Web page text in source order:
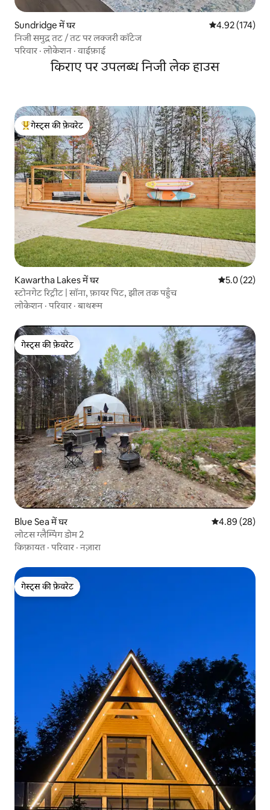
Sundridge में घर औसत रेटिंग 5 में से
4.92 (174)
निजी समुद्र तट / तट पर लक्जरी कॉटेज
परिवार ·लोकेशन ·वाईफ़ाई
किराए पर उपलब्ध निजी लेक हाउस
गेस्ट्स का टॉप फ़ेवरेट
गेस्ट्स की फ़ेवरेट
Kawartha Lakes में घर औसत रेटिंग 5
5.0 (22)
स्टोनगेट रिट्रीट | सॉना, फ़ायर पिट, झील तक पहुँच
लोकेशन ·परिवार ·बाथरूम
गेस्ट्स की फ़ेवरेट
गेस्ट्स की फ़ेवरेट
Blue Sea में घर औसत रेटिंग 5 में
4.89 (28)
लोटस ग्लैम्पिंग डोम 2
किफ़ायत ·परिवार ·नज़ारा
गेस्ट्स की फ़ेवरेट
गेस्ट्स की फ़ेवरेट